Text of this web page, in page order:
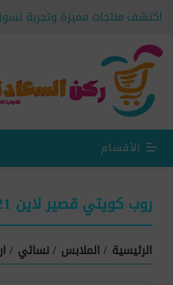
اكتشف منتجات مميزة وتجربة
الأقسام
روب كويتي قصير لاين 21
الرئيسية /الملابس /نسائي /